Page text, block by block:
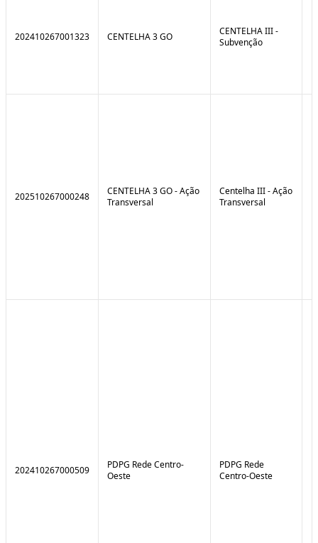
202410267001323 CENTELHA 3 GO
CENTELHA III -
Subvenção
202510267000248
CENTELHA 3 GO - Ação
Transversal
Centelha III - Ação
Transversal
202410267000509
PDPG Rede Centro-
Oeste
PDPG Rede
Centro-Oeste